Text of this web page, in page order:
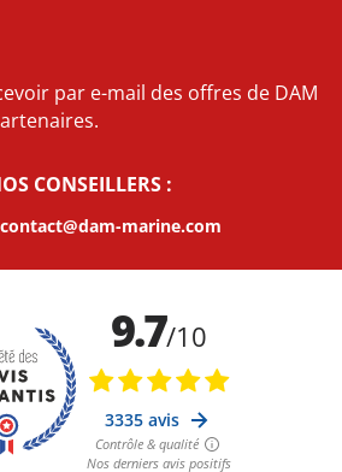
par e-mail des offres de DAM
CONSEILLERS :
contact@dam-marine.com